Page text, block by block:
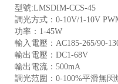
型號:LMSDIM-CCS-45
調光方式：0-10V/1-10V
功率：1-45W
輸入電壓：AC185-265/90-
輸出電壓：DC1-68V
輸出電流：500mA
調光范圍：0-100%平滑無閃